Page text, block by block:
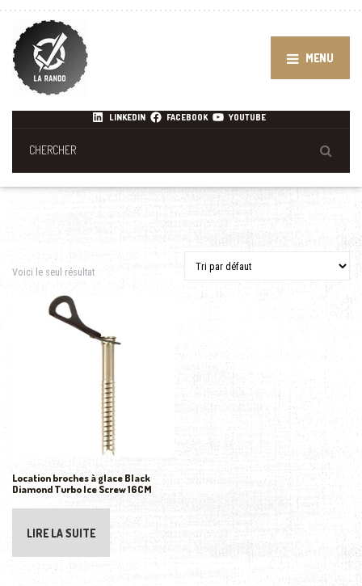
MENU
LINKEDIN FACEBOOK YOUTUBE
Voici le seul résultat
Location broches à glace Black
Diamond Turbo Ice Screw 16CM
LIRE LA SUITE